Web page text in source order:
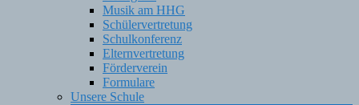
Musik am HHG
Schülervertretung
Schulkonferenz
Elternvertretung
Förderverein
Formulare
Unsere Schule